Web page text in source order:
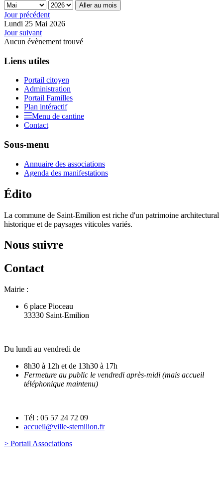
Aller au mois
Jour précédent
Lundi 25 Mai 2026
Jour suivant
Aucun évènement trouvé
Liens utiles
Portail citoyen
Administration
Portail Familles
Plan intéractif
Menu de cantine
Contact
Sous-menu
Annuaire des associations
Agenda des manifestations
Édito
La commune de Saint-Emilion est riche d'un patrimoine architectural
historique et de paysages viticoles variés.
Nous suivre
Contact
Mairie :
6 place Pioceau
33330 Saint-Emilion
Du lundi au vendredi de
8h30 à 12h et de 13h30 à 17h
Fermeture au public le vendredi après-midi (mais accueil
téléphonique maintenu)
Tél : 05 57 24 72 09
accueil@ville-stemilion.fr
> Portail Associations